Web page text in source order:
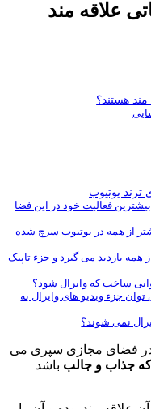
علاقه مند
هستند؟
یوتیوب
بیشترین فعالیت خود در این فضا
که در سال 2023 بیشتر از همه در یوتیوب سرچ شده
بازدید می گیرد و جزء تاپیک
ساخت که وایرال شود؟
توان جزء ویدیو های وایرال به
نمی شوند؟
در فضای مجازی سپری می
که جذاب و جالب باشد